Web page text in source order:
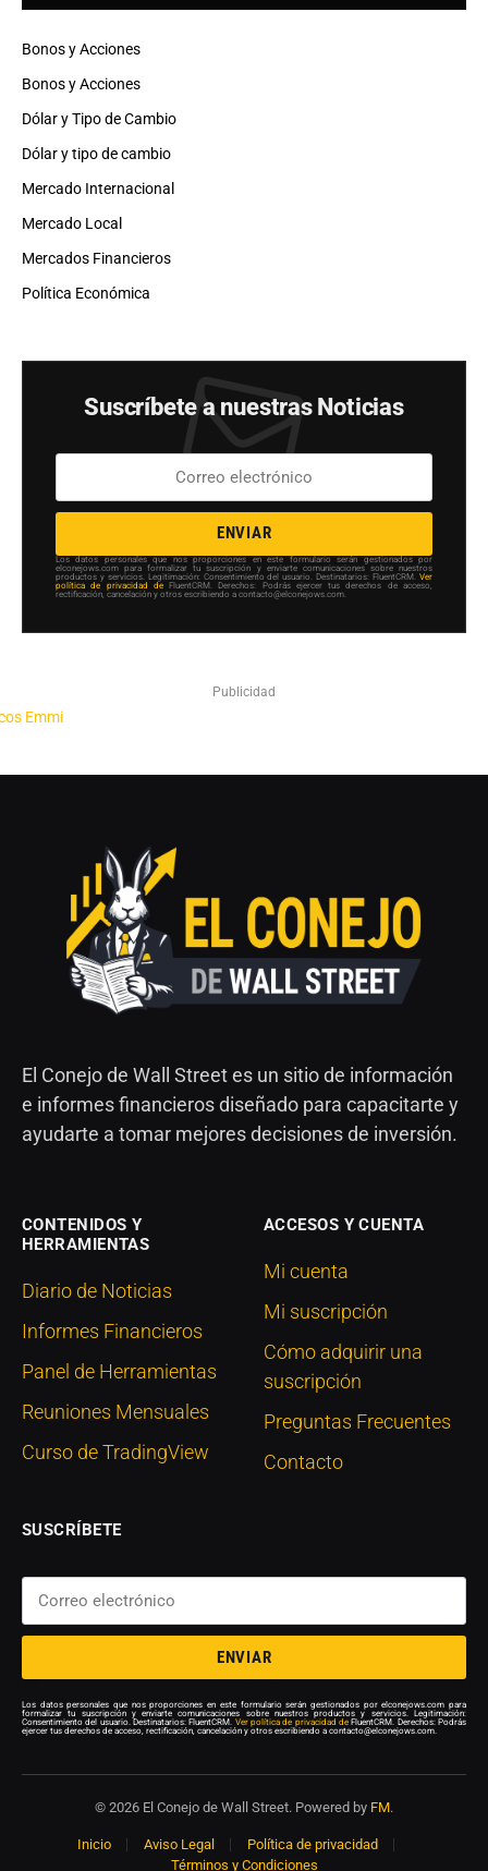
Bonos y Acciones
Bonos y Acciones
Dólar y Tipo de Cambio
Dólar y tipo de cambio
Mercado Internacional
Mercado Local
Mercados Financieros
Política Económica
Suscríbete a nuestras Noticias
ENVIAR
Los datos personales que nos proporciones en este formulario serán gestionados por
elconejows.com para formalizar tu suscripción y enviarte comunicaciones sobre nuestros
productos y servicios. Legitimación: Consentimiento del usuario. Destinatarios: FluentCRM. Ver
política de privacidad de FluentCRM. Derechos: Podrás ejercer tus derechos de acceso,
rectificación, cancelación y otros escribiendo a contacto@elconejows.com.
Publicidad
El Conejo de Wall Street es un sitio de información
e informes financieros diseñado para capacitarte y
ayudarte a tomar mejores decisiones de inversión.
CONTENIDOS Y
HERRAMIENTAS
Diario de Noticias
Informes Financieros
Panel de Herramientas
Reuniones Mensuales
Curso de TradingView
ACCESOS Y CUENTA
Mi cuenta
Mi suscripción
Cómo adquirir una
suscripción
Preguntas Frecuentes
Contacto
SUSCRÍBETE
ENVIAR
Los datos personales que nos proporciones en este formulario serán gestionados por elconejows.com para
formalizar tu suscripción y enviarte comunicaciones sobre nuestros productos y servicios. Legitimación:
Consentimiento del usuario. Destinatarios: FluentCRM. Ver política de privacidad de FluentCRM. Derechos: Podrás
ejercer tus derechos de acceso, rectificación, cancelación y otros escribiendo a contacto@elconejows.com.
© 2026 El Conejo de Wall Street. Powered by FM.
Inicio Aviso Legal
Política de privacidad
Términos y Condiciones